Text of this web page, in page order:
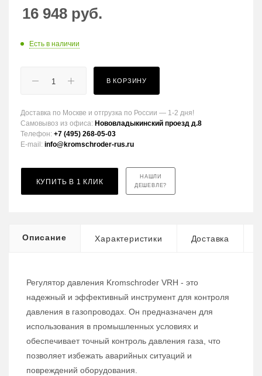
16 948 руб.
Есть в наличии
В КОРЗИНУ
Доставка по Москве и отгрузка по России — 1-2 дня!
Самовывоз из офиса: Нововладыкинский проезд д.8
Телефон: +7 (495) 268-05-03
E-mail: info@kromschroder-rus.ru
КУПИТЬ В 1 КЛИК
НАШЛИ
ДЕШЕВЛЕ?
Описание Характеристики Доставка
Регулятор давления Kromschroder VRH - это
надежный и эффективный инструмент для контроля
давления в газопроводах. Он предназначен для
использования в промышленных условиях и
обеспечивает точный контроль давления газа, что
позволяет избежать аварийных ситуаций и
повреждений оборудования.